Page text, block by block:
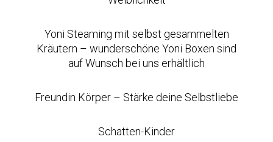
Yoni Steaming mit selbst gesammelten
Kräutern – wunderschöne Yoni Boxen sind
auf Wunsch bei uns erhältlich
Freundin Körper – Stärke deine Selbstliebe
Schatten-Kinder